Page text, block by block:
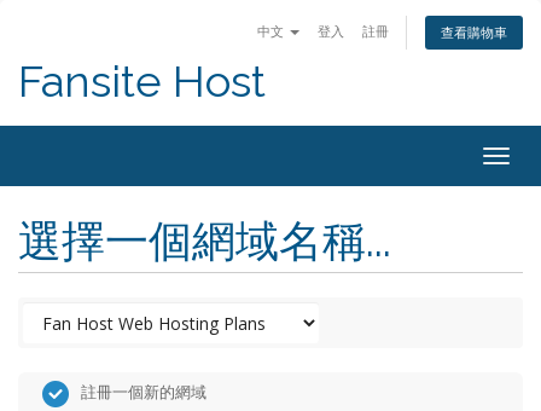
中文 登入 註冊 查看購物車
Fansite Host
選擇一個網域名稱...
註冊一個新的網域